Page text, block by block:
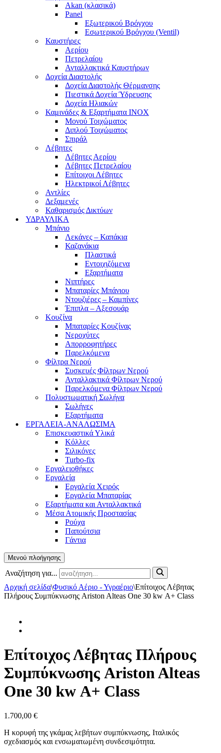
Akan (κλασικά)
Panel
Εξωτερικού Βρόγχου
Εσωτερικού Βρόγχου (Ventil)
Καυστήρες
Αερίου
Πετρελαίου
Ανταλλακτικά Καυστήρων
Δοχεία Διαστολής
Δοχεία Διαστολής Θέρμανσης
Πιεστικά Δοχεία Ύδρευσης
Δοχεία Ηλιακών
Καμινάδες & Εξαρτήματα ΙΝΟΧ
Μονού Τοιχώματος
Διπλού Τοιχώματος
Σπιράλ
Λέβητες
Λέβητες Αερίου
Λέβητες Πετρελαίου
Επίτοιχοι Λέβητες
Ηλεκτρικοί Λέβητες
Αντλίες
Δεξαμενές
Καθαρισμός Δικτύων
ΥΔΡΑΥΛΙΚΑ
Μπάνιο
Λεκάνες – Καπάκια
Καζανάκια
Πλαστικά
Εντοιχιζόμενα
Εξαρτήματα
Νιπτήρες
Μπαταρίες Μπάνιου
Ντουζιέρες – Καμπίνες
Έπιπλα – Αξεσουάρ
Κουζίνα
Μπαταρίες Κουζίνας
Νεροχύτες
Απορροφητήρες
Παρελκόμενα
Φίλτρα Νερού
Συσκευές Φίλτρων Νερού
Ανταλλακτικά Φίλτρων Νερού
Παρελκόμενα Φίλτρων Νερού
Πολυστωματική Σωλήνα
Σωλήνες
Εξαρτήματα
ΕΡΓΑΛΕΙΑ-ΑΝΑΛΩΣΙΜΑ
Επισκευαστικά Υλικά
Κόλλες
Σιλικόνες
Turbo-fix
Εργαλειοθήκες
Εργαλεία
Εργαλεία Χειρός
Εργαλεία Μπαταρίας
Εξαρτήματα και Ανταλλακτικά
Μέσα Ατομικής Προστασίας
Ρούχα
Παπούτσια
Γάντια
Μενού πλοήγησης
Αναζήτηση για...
Αρχική σελίδα\Φυσικό Αέριο - Υγραέριο\Επίτοιχος Λέβητας
Πλήρους Συμπύκνωσης Ariston Alteas One 30 kw Α+ Class
Επίτοιχος Λέβητας Πλήρους
Συμπύκνωσης Ariston Alteas
One 30 kw Α+ Class
1.700,00 €
Η κορυφή της γκάμας λεβήτων συμπύκνωσης, Ιταλικός
σχεδιασμός και ενσωματωμένη συνδεσιμότητα.